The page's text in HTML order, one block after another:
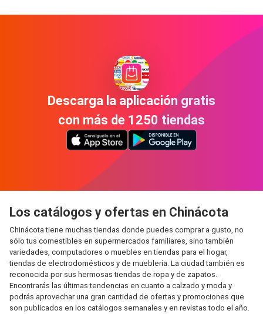
Descarga la aplicación gratis
con más de 1250 tiendas
Los catálogos y ofertas en Chinácota
Chinácota tiene muchas tiendas donde puedes comprar a gusto, no
sólo tus comestibles en supermercados familiares, sino también
variedades, computadores o muebles en tiendas para el hogar,
tiendas de electrodomésticos y de mueblería. La ciudad también es
reconocida por sus hermosas tiendas de ropa y de zapatos.
Encontrarás las últimas tendencias en cuanto a calzado y moda y
podrás aprovechar una gran cantidad de ofertas y promociones que
son publicados en los catálogos semanales y en revistas todo el año.